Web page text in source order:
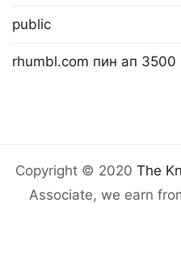
public
rhumbl.com пин ап 3500
Copyright © 2020 The
Associate, we earn